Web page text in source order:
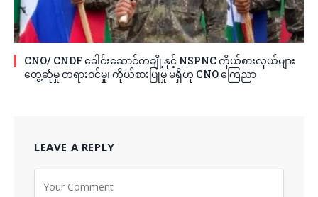
CNO/ CNDF ခေါင်းဆောင်တချို့နှင့် NSPNC ကိုယ်စားလှယ်များ
တွေ့ဆုံမှု တရားဝင်မှု၊ ကိုယ်စားပြုမှု မရှိဟု CNO ကြေညာ
LEAVE A REPLY